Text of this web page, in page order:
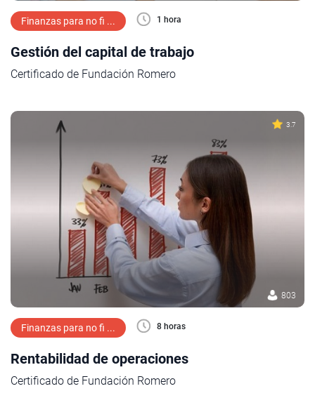
Finanzas para no fi ... 1 hora
Gestión del capital de trabajo
Certificado de Fundación Romero
3.7
803
Finanzas para no fi ... 8 horas
Rentabilidad de operaciones
Certificado de Fundación Romero